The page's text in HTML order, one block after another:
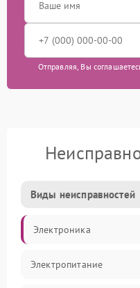
Отправляя, Вы
Виды неисправностей
Электроника
Электропитание